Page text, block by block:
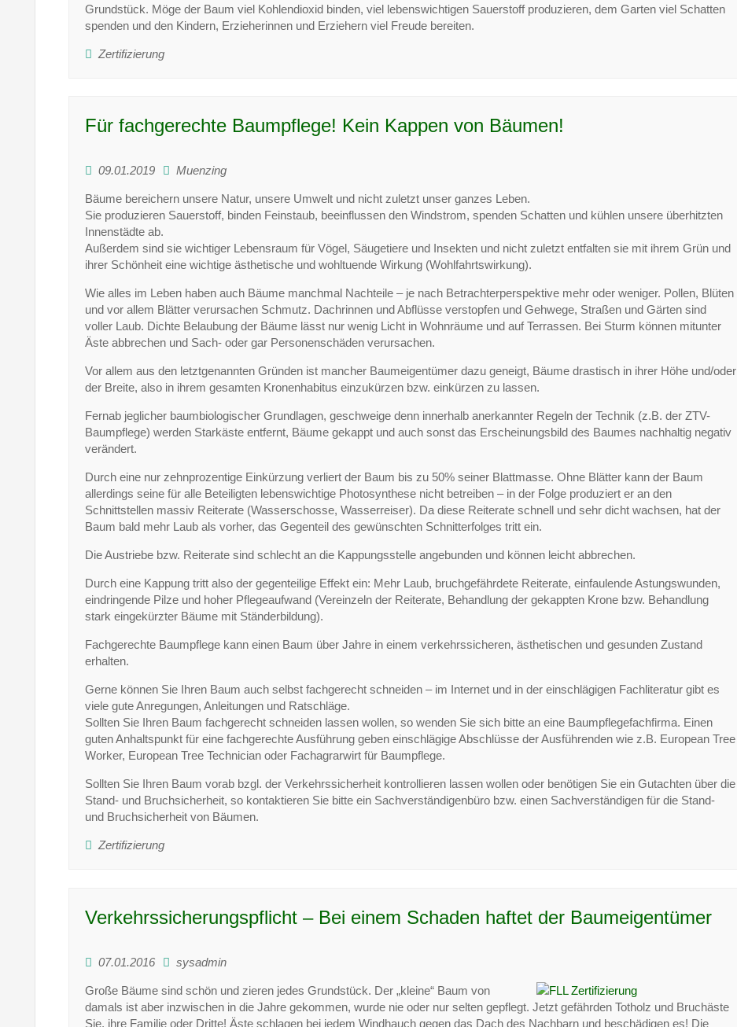
Grundstück. Möge der Baum viel Kohlendioxid binden, viel lebenswichtigen Sauerstoff produzieren, dem Garten viel Schatten
spenden und den Kindern, Erzieherinnen und Erziehern viel Freude bereiten.
Zertifizierung
Für fachgerechte Baumpflege! Kein Kappen von Bäumen!
09.01.2019 Muenzing
Bäume bereichern unsere Natur, unsere Umwelt und nicht zuletzt unser ganzes Leben.
Sie produzieren Sauerstoff, binden Feinstaub, beeinflussen den Windstrom, spenden Schatten und kühlen unsere überhitzten
Innenstädte ab.
Außerdem sind sie wichtiger Lebensraum für Vögel, Säugetiere und Insekten und nicht zuletzt entfalten sie mit ihrem Grün und
ihrer Schönheit eine wichtige ästhetische und wohltuende Wirkung (Wohlfahrtswirkung).
Wie alles im Leben haben auch Bäume manchmal Nachteile – je nach Betrachterperspektive mehr oder weniger. Pollen, Blüten
und vor allem Blätter verursachen Schmutz. Dachrinnen und Abflüsse verstopfen und Gehwege, Straßen und Gärten sind
voller Laub. Dichte Belaubung der Bäume lässt nur wenig Licht in Wohnräume und auf Terrassen. Bei Sturm können mitunter
Äste abbrechen und Sach- oder gar Personenschäden verursachen.
Vor allem aus den letztgenannten Gründen ist mancher Baumeigentümer dazu geneigt, Bäume drastisch in ihrer Höhe und/oder
der Breite, also in ihrem gesamten Kronenhabitus einzukürzen bzw. einkürzen zu lassen.
Fernab jeglicher baumbiologischer Grundlagen, geschweige denn innerhalb anerkannter Regeln der Technik (z.B. der ZTV-
Baumpflege) werden Starkäste entfernt, Bäume gekappt und auch sonst das Erscheinungsbild des Baumes nachhaltig negativ
verändert.
Durch eine nur zehnprozentige Einkürzung verliert der Baum bis zu 50% seiner Blattmasse. Ohne Blätter kann der Baum
allerdings seine für alle Beteiligten lebenswichtige Photosynthese nicht betreiben – in der Folge produziert er an den
Schnittstellen massiv Reiterate (Wasserschosse, Wasserreiser). Da diese Reiterate schnell und sehr dicht wachsen, hat der
Baum bald mehr Laub als vorher, das Gegenteil des gewünschten Schnitterfolges tritt ein.
Die Austriebe bzw. Reiterate sind schlecht an die Kappungsstelle angebunden und können leicht abbrechen.
Durch eine Kappung tritt also der gegenteilige Effekt ein: Mehr Laub, bruchgefährdete Reiterate, einfaulende Astungswunden,
eindringende Pilze und hoher Pflegeaufwand (Vereinzeln der Reiterate, Behandlung der gekappten Krone bzw. Behandlung
stark eingekürzter Bäume mit Ständerbildung).
Fachgerechte Baumpflege kann einen Baum über Jahre in einem verkehrssicheren, ästhetischen und gesunden Zustand
erhalten.
Gerne können Sie Ihren Baum auch selbst fachgerecht schneiden – im Internet und in der einschlägigen Fachliteratur gibt es
viele gute Anregungen, Anleitungen und Ratschläge.
Sollten Sie Ihren Baum fachgerecht schneiden lassen wollen, so wenden Sie sich bitte an eine Baumpflegefachfirma. Einen
guten Anhaltspunkt für eine fachgerechte Ausführung geben einschlägige Abschlüsse der Ausführenden wie z.B. European Tree
Worker, European Tree Technician oder Fachagrarwirt für Baumpflege.
Sollten Sie Ihren Baum vorab bzgl. der Verkehrssicherheit kontrollieren lassen wollen oder benötigen Sie ein Gutachten über die
Stand- und Bruchsicherheit, so kontaktieren Sie bitte ein Sachverständigenbüro bzw. einen Sachverständigen für die Stand-
und Bruchsicherheit von Bäumen.
Zertifizierung
Verkehrssicherungspflicht – Bei einem Schaden haftet der Baumeigentümer
07.01.2016 sysadmin
Große Bäume sind schön und zieren jedes Grundstück. Der „kleine“ Baum von
damals ist aber inzwischen in die Jahre gekommen, wurde nie oder nur selten gepflegt. Jetzt gefährden Totholz und Bruchäste
Sie, ihre Familie oder Dritte! Äste schlagen bei jedem Windhauch gegen das Dach des Nachbarn und beschädigen es! Die